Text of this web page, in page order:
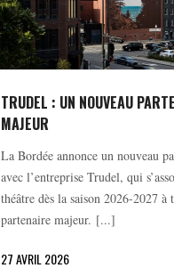
TRUDEL : UN NOUVEAU
MAJEUR
La Bordée annonce un nouveau
avec l’entreprise Trudel, qui
théâtre dès la saison 2026-2027 à
partenaire majeur. [...]
27 AVRIL 2026